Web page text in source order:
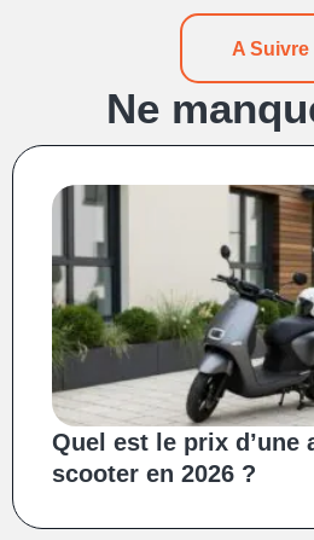
A Suivre
Ne
Quel est le prix d’une
scooter en 2026 ?